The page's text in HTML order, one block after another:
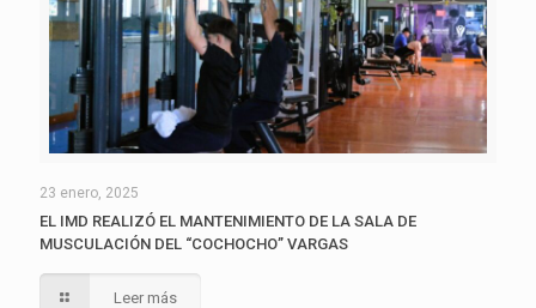
23 enero, 2025
EL IMD REALIZÓ EL MANTENIMIENTO DE LA SALA DE
MUSCULACIÓN DEL “COCHOCHO” VARGAS
Leer más